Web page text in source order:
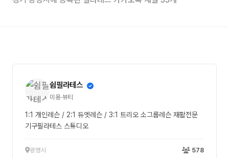
쉼필라테스
미용·뷰티
1:1 개인레슨 / 2:1 듀엣레슨 / 3:1 트리오 소그룹레슨 재활전문
기구필라테스 스튜디오
광명시 578